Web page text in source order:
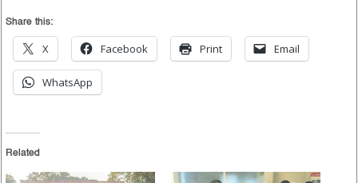
Share this:
X Facebook Print Email
WhatsApp
Related